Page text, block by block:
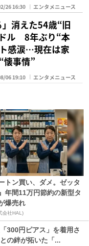
26 16:30 エンタメニュース
」消えた54歳“旧
ル 8年ぶり“本
感涙…現在は家
懐事情”
06 19:10 エンタメニュース
トン買い、ダメ。ゼッタ
年間11万円節約の新型タ
爆売れ
会社HAL)
300円ピアス」を着用さ
の絆が拓いた「...